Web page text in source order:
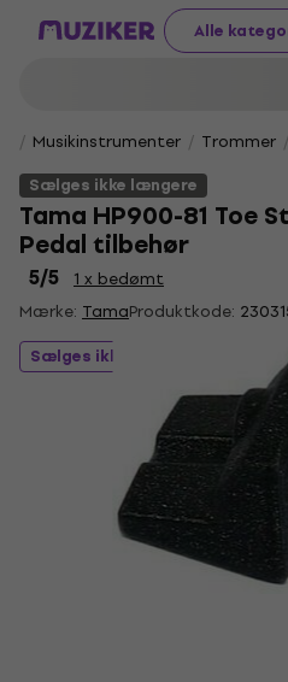
Alle
Musikinstrumenter Trommer
Sælges ikke længere
Tama HP900-81 Toe
Pedal tilbehør
5/5
1 x bedømt
Mærke: TamaProduktkode:
Sælges ikke længere